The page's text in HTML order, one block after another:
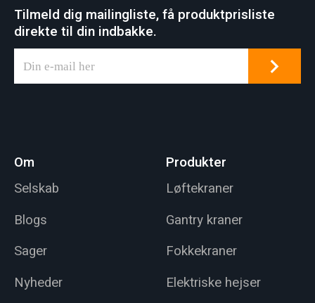
Tilmeld dig mailingliste, få produktprisliste
direkte til din indbakke.
Om
Selskab
Blogs
Sager
Nyheder
Produkter
Løftekraner
Gantry kraner
Fokkekraner
Elektriske hejser